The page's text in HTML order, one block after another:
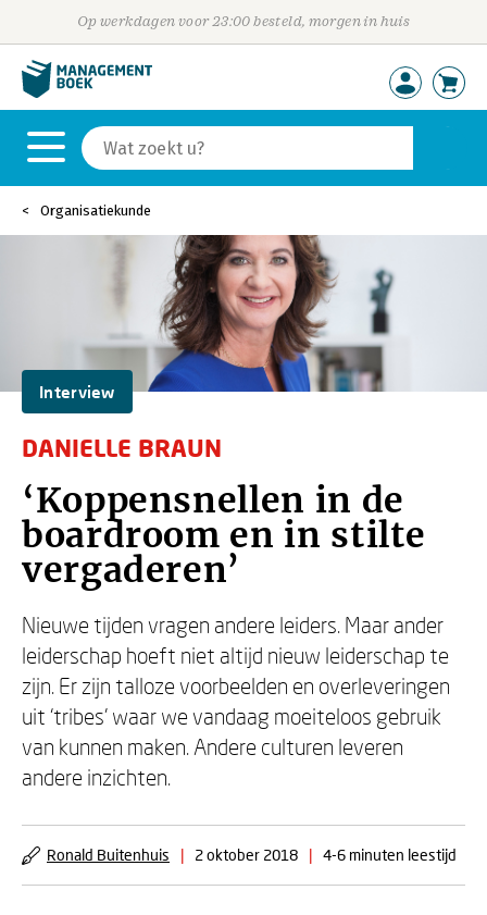
Op werkdagen voor 23:00 besteld, morgen in huis
Organisatiekunde
Interview
DANIELLE BRAUN
‘Koppensnellen in de
boardroom en in stilte
vergaderen’
Nieuwe tijden vragen andere leiders. Maar ander
leiderschap hoeft niet altijd nieuw leiderschap te
zijn. Er zijn talloze voorbeelden en overleveringen
uit ‘tribes' waar we vandaag moeiteloos gebruik
van kunnen maken. Andere culturen leveren
andere inzichten.
Ronald Buitenhuis | 2 oktober 2018 | 4-6 minuten leestijd